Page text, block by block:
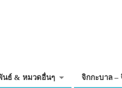
นธ์ & หมวดอื่นๆ จิกกะบาล –